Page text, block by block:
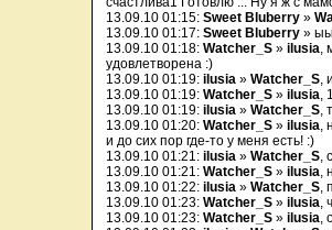
13.09.10 01:15: Sweet Bluberry »
13.09.10 01:17: Sweet Bluberry »
13.09.10 01:18: Watcher_S » ilusia,
удовлетворена :)
13.09.10 01:19: ilusia » Watcher_S,
13.09.10 01:19: Watcher_S » ilusia,
13.09.10 01:19: ilusia » Watcher_S,
13.09.10 01:20: Watcher_S » ilusia,
и до сих пор где-то у меня есть! :)
13.09.10 01:21: ilusia » Watcher_S,
13.09.10 01:21: Watcher_S » ilusia,
13.09.10 01:22: ilusia » Watcher_S,
13.09.10 01:23: Watcher_S » ilusia,
13.09.10 01:23: Watcher_S » ilusia,